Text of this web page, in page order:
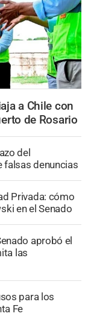
a Chile con
de Rosario
del
falsas denuncias
Privada: cómo
en el Senado
aprobó el
las
para los
Fe